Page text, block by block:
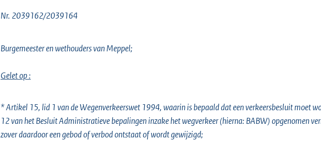
4
3
Nr. 2039162/2039164
Burgemeester en wethouders van Meppel;
Gelet op :
* Artikel 15, lid 1 van de Wegenverkeerswet 1994, waarin is bepaald dat een verkeersbesluit moet
12 van het Besluit Administratieve bepalingen inzake het wegverkeer (hierna: BABW) opgenomen
zover daardoor een gebod of verbod ontstaat of wordt gewijzigd;